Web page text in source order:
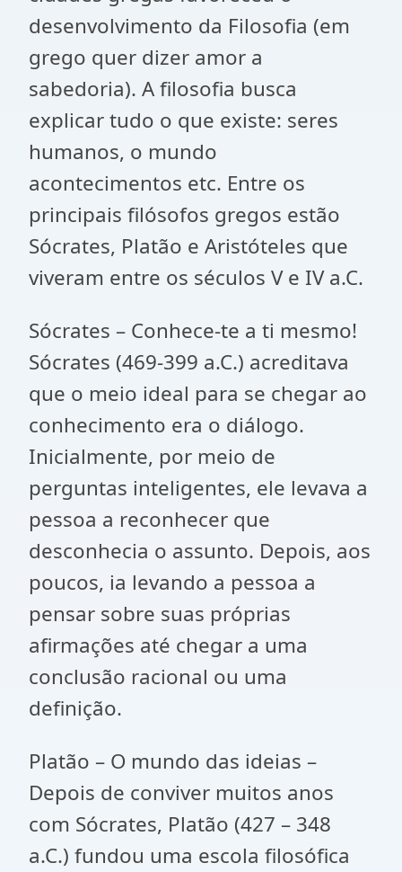
desenvolvimento da Filosofia (em
grego quer dizer amor a
sabedoria). A filosofia busca
explicar tudo o que existe: seres
humanos, o mundo
acontecimentos etc. Entre os
principais filósofos gregos estão
Sócrates, Platão e Aristóteles que
viveram entre os séculos V e IV a.C.
Sócrates – Conhece-te a ti mesmo!
Sócrates (469-399 a.C.) acreditava
que o meio ideal para se chegar ao
conhecimento era o diálogo.
Inicialmente, por meio de
perguntas inteligentes, ele levava a
pessoa a reconhecer que
desconhecia o assunto. Depois, aos
poucos, ia levando a pessoa a
pensar sobre suas próprias
afirmações até chegar a uma
conclusão racional ou uma
definição.
Platão – O mundo das ideias –
Depois de conviver muitos anos
com Sócrates, Platão (427 – 348
a.C.) fundou uma escola filosófica